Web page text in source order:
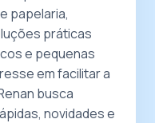
papelaria,
práticas
e pequenas
em facilitar a
busca
novidades e